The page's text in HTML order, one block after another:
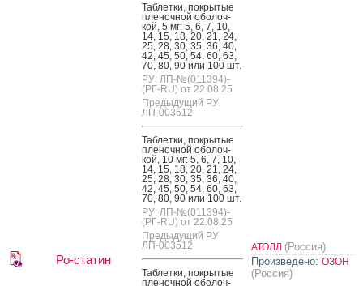
Ро-статин
Таб­летки, пок­ры­тые
пле­ноч­ной обо­лоч­
кой, 5 мг: 5, 6, 7, 10,
14, 15, 18, 20, 21, 24,
25, 28, 30, 35, 36, 40,
42, 45, 50, 54, 60, 63,
70, 80, 90 или 100 шт.
РУ: ЛП-№(011394)-
(РГ-RU) от 22.08.25
Предыдущий РУ:
ЛП-003512
Таб­летки, пок­ры­тые
пле­ноч­ной обо­лоч­
кой, 10 мг: 5, 6, 7, 10,
14, 15, 18, 20, 21, 24,
25, 28, 30, 35, 36, 40,
42, 45, 50, 54, 60, 63,
70, 80, 90 или 100 шт.
РУ: ЛП-№(011394)-
(РГ-RU) от 22.08.25
Предыдущий РУ:
ЛП-003512
Таб­летки, пок­ры­тые
пле­ноч­ной обо­лоч­
АТОЛЛ (Россия)
Произведено: ОЗОН
(Россия)